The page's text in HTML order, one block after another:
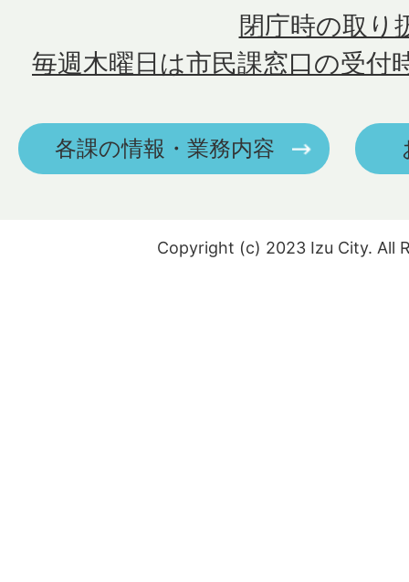
毎週木曜日は市民課窓口の受付
閉庁時の取り
各課の情報・業務内容
Copyright (c) 2023 Izu City. All